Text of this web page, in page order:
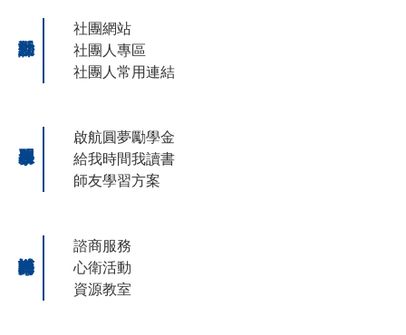
社團網站
社團人專區
社團人常用連結
啟航圓夢勵學金
給我時間我讀書
師友學習方案
諮商服務
心衛活動
資源教室